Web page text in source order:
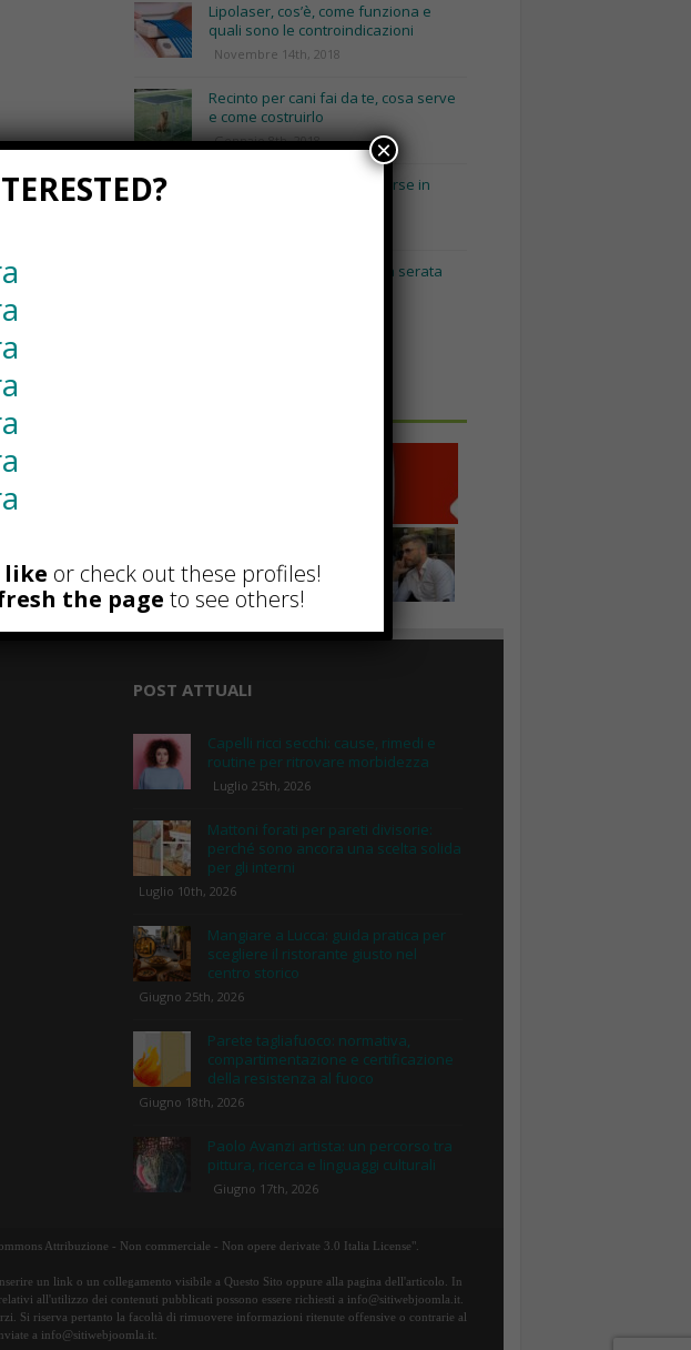
Lipolaser, cos’è, come funziona e
quali sono le controindicazioni
Novembre 14th, 2018
Recinto per cani fai da te, cosa serve
e come costruirlo
Gennaio 8th, 2018
Consigli utili per pulire le borse in
Napoli by Night: dai pub alla serata
POST ATTUALI
Capelli ricci secchi: cause, rimedi e
routine per ritrovare morbidezza
Luglio 25th, 2026
Mattoni forati per pareti divisorie:
perché sono ancora una scelta solida
per gli interni
Luglio 10th, 2026
Mangiare a Lucca: guida pratica per
scegliere il ristorante giusto nel
centro storico
Giugno 25th, 2026
Parete tagliafuoco: normativa,
compartimentazione e certificazione
della resistenza al fuoco
Giugno 18th, 2026
Paolo Avanzi artista: un percorso tra
pittura, ricerca e linguaggi culturali
Giugno 17th, 2026
Attribuzione - Non commerciale - Non opere derivate 3.0 Italia License".
un link o un collegamento visibile a Questo Sito oppure alla pagina dell'articolo. In
all'utilizzo dei contenuti pubblicati possono essere richiesti a info@sitiwebjoomla.it.
Si riserva pertanto la facoltà di rimuovere informazioni ritenute offensive o contrarie al
a info@sitiwebjoomla.it.
like or check out these profiles!
the page to see others!
×